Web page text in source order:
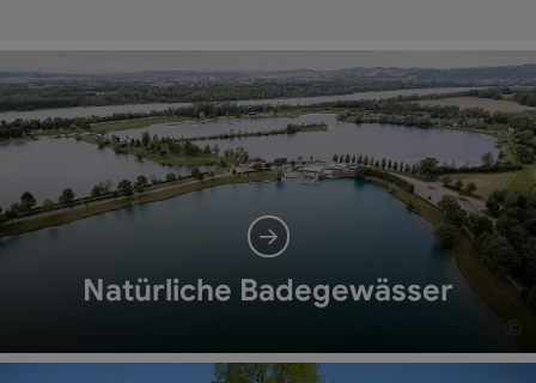
Natürliche Badegewässer
©